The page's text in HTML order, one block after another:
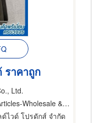
ราคาถูก
Ltd.
& Manufacturers
ด์ไวด์ โปรดักส์ จำกัด